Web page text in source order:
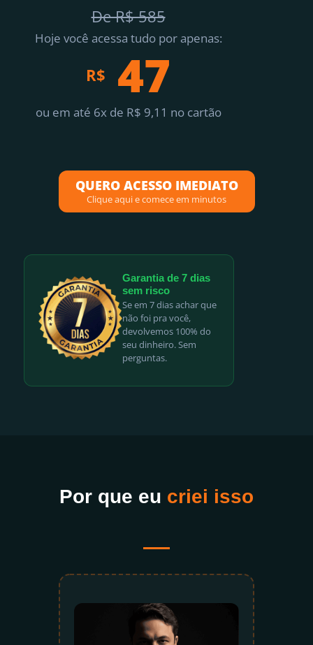
De R$ 585
Hoje você acessa tudo por apenas:
R$ 47
ou em até 6x de R$ 9,11 no cartão
QUERO ACESSO IMEDIATO
Clique aqui e comece em minutos
Garantia de 7 dias
sem risco
Se em 7 dias achar que
não foi pra você,
devolvemos 100% do
seu dinheiro. Sem
perguntas.
Por que eu criei isso